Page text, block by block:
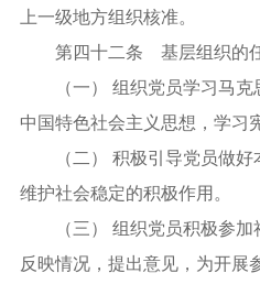
上一级地方组织核准。
第四十二条 基层组织的任
（一） 组织党员学习马克
中国特色社会主义思想，学习
（二） 积极引导党员做好本
维护社会稳定的积极作用。
（三） 组织党员积极参加社
反映情况，提出意见，为开展